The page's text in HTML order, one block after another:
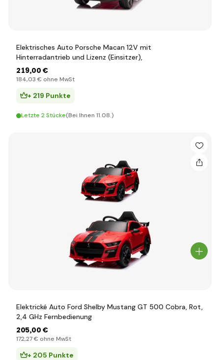
Elektrisches Auto Porsche Macan 12V mit
Hinterradantrieb und Lizenz (Einsitzer),
219,00 €
184,03 € ohne MwSt
+ 219 Punkte
Letzte 2 Stücke(Bei Ihnen 11.08.)
Elektrické Auto Ford Shelby Mustang GT 500 Cobra, Rot,
2,4 GHz Fernbedienung
205,00 €
172,27 € ohne MwSt
+ 205 Punkte